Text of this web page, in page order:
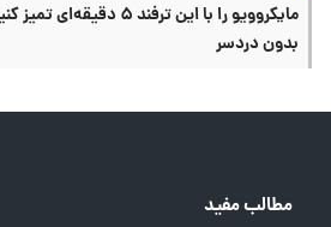
مایکروویو را با این
بدون دردسر
مطالب مفید